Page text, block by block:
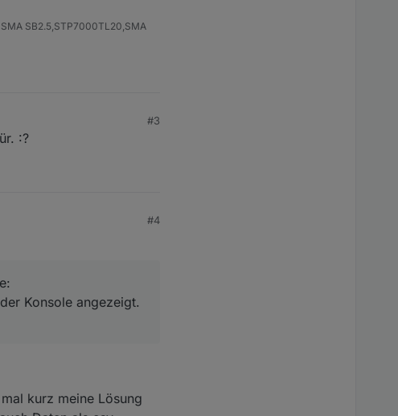
SB2.5,STP7000TL20,SMA
#3
:?
#4
Konsole angezeigt.
kurz meine Lösung